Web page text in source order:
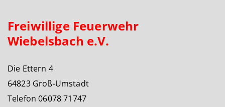
Freiwillige Feuerwehr
Wiebelsbach e.V.
Die Ettern 4
64823 Groß-Umstadt
Telefon 06078 71747